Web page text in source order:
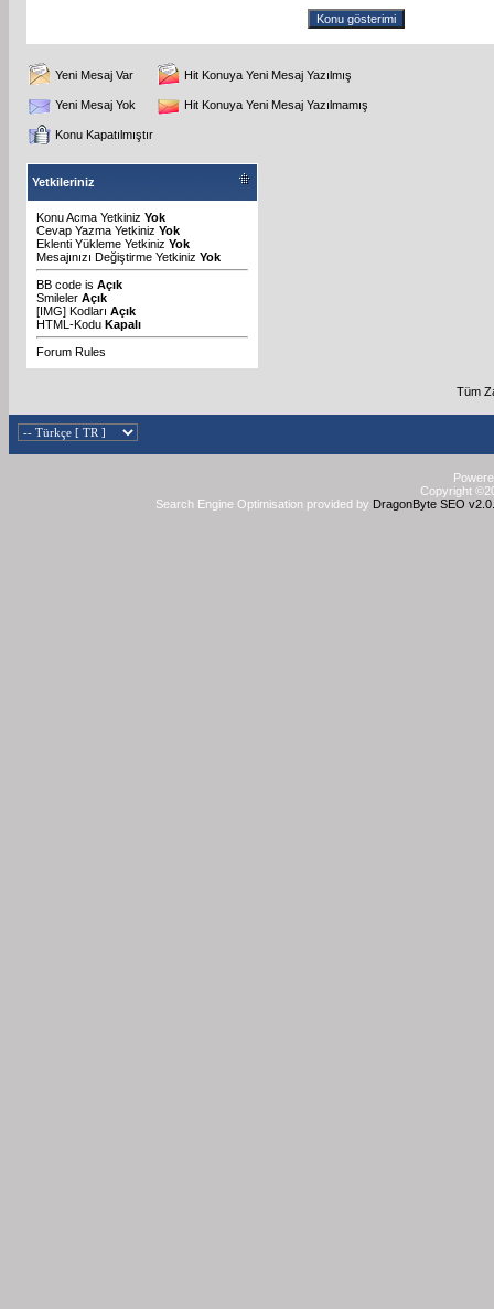
Yeni Mesaj Var Hit Konuya Yeni Mesaj Yazılmış
Yeni Mesaj Yok Hit Konuya Yeni Mesaj Yazılmamış
Konu Kapatılmıştır
Yetkileriniz
Konu Acma Yetkiniz Yok
Cevap Yazma Yetkiniz Yok
Eklenti Yükleme Yetkiniz Yok
Mesajınızı Değiştirme Yetkiniz Yok
BB code is Açık
Smileler Açık
[IMG] Kodları Açık
HTML-Kodu Kapalı
Forum Rules
Tüm
Copyright
Search Engine Optimisation provided by DragonByte SEO